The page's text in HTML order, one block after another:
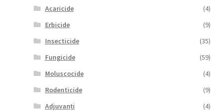
Acaricide
(4)
Erbicide
(9)
Insecticide
(35)
Fungicide
(59)
Moluscocide
(4)
Rodenticide
(9)
Adjuvanți
(4)